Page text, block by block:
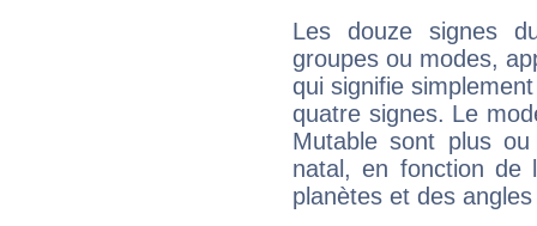
Les douze signes
groupes ou modes,
qui signifie
quatre signes. Le
Mutable sont plus
natal, en fonction de
planètes et des